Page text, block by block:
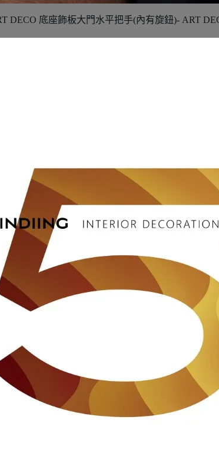
DECO 底座飾板大門水平把手(內有旋鈕)- ART
種視覺藝術、建築和設計風格，「Art Deco」的
）的「Art Decoratifs」。
術代表著奢華、魅力、奔放以及對社會和技術進
的設計 。
興盛於美國，它將現代風格與精細的工藝和豐富的
際風格 之後才是 不加修飾的現代建築風格 和 隨